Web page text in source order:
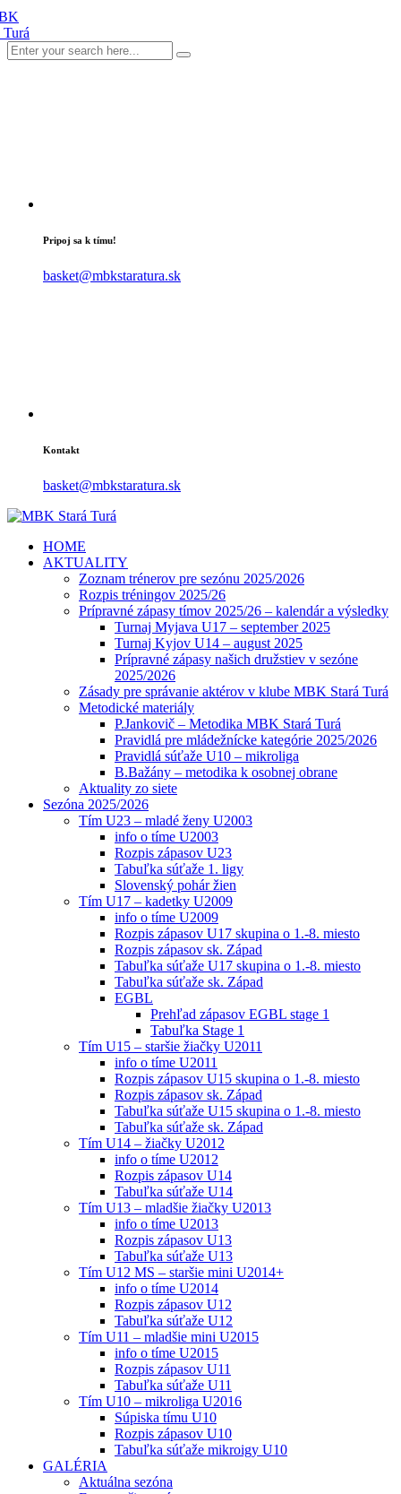
Pripoj sa k tímu!
basket@mbkstaratura.sk
Kontakt
basket@mbkstaratura.sk
HOME
AKTUALITY
Zoznam trénerov pre sezónu 2025/2026
Rozpis tréningov 2025/26
Prípravné zápasy tímov 2025/26 – kalendár a výsledky
Turnaj Myjava U17 – september 2025
Turnaj Kyjov U14 – august 2025
Prípravné zápasy našich družstiev v sezóne
2025/2026
Zásady pre správanie aktérov v klube MBK Stará Turá
Metodické materiály
P.Jankovič – Metodika MBK Stará Turá
Pravidlá pre mládežnícke kategórie 2025/2026
Pravidlá súťaže U10 – mikroliga
B.Bažány – metodika k osobnej obrane
Aktuality zo siete
Sezóna 2025/2026
Tím U23 – mladé ženy U2003
info o tíme U2003
Rozpis zápasov U23
Tabuľka súťaže 1. ligy
Slovenský pohár žien
Tím U17 – kadetky U2009
info o tíme U2009
Rozpis zápasov U17 skupina o 1.-8. miesto
Rozpis zápasov sk. Západ
Tabuľka súťaže U17 skupina o 1.-8. miesto
Tabuľka súťaže sk. Západ
EGBL
Prehľad zápasov EGBL stage 1
Tabuľka Stage 1
Tím U15 – staršie žiačky U2011
info o tíme U2011
Rozpis zápasov U15 skupina o 1.-8. miesto
Rozpis zápasov sk. Západ
Tabuľka súťaže U15 skupina o 1.-8. miesto
Tabuľka súťaže sk. Západ
Tím U14 – žiačky U2012
info o tíme U2012
Rozpis zápasov U14
Tabuľka súťaže U14
Tím U13 – mladšie žiačky U2013
info o tíme U2013
Rozpis zápasov U13
Tabuľka súťaže U13
Tím U12 MS – staršie mini U2014+
info o tíme U2014
Rozpis zápasov U12
Tabuľka súťaže U12
Tím U11 – mladšie mini U2015
info o tíme U2015
Rozpis zápasov U11
Tabuľka súťaže U11
Tím U10 – mikroliga U2016
Súpiska tímu U10
Rozpis zápasov U10
Tabuľka súťaže mikroigy U10
GALÉRIA
Aktuálna sezóna